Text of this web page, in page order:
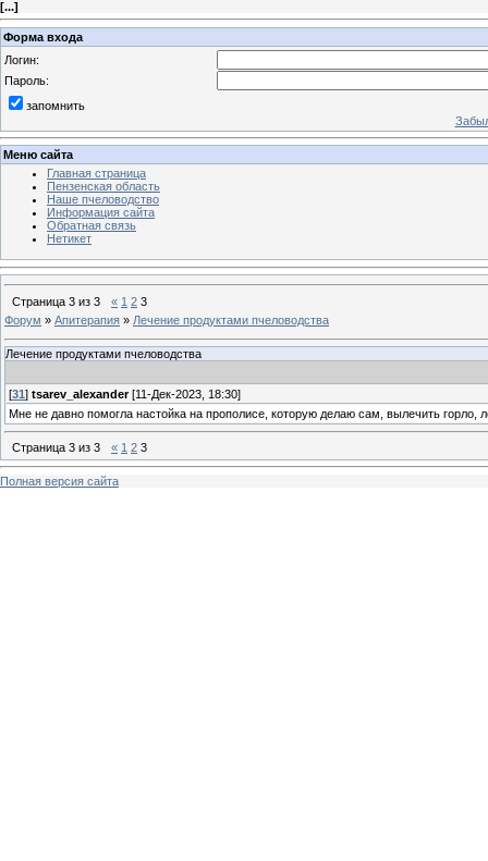
[...]
Форма входа
Логин:
Пароль:
запомнить
Меню сайта
Главная страница
Пензенская область
Наше пчеловодство
Информация сайта
Обратная связь
Нетикет
Страница 3 из 3 « 1 2 3
Форум » Апитерапия » Лечение продуктами пчеловодства
Лечение продуктами пчеловодства
[31 ] tsarev_alexander[11-Дек-2023, 18:30]
Мне не давно помогла настойка на прополисе, которую делаю сам, вылечить горло,
Страница 3 из 3 « 1 2 3
Полная версия сайта